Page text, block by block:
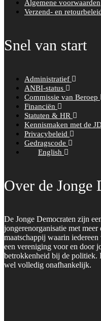
Algemene voorwaarden
Verzend- en
Snel van start
Administratief
ANBI-status
Commissie van Beroep
Financiën
Statuten & HR
Kennismaken met de
Privacybeleid
Gedragscode
English
Over de Jonge
De Jonge Democraten zijn
jongerenorganisatie met
maatschappij waarin
een vereniging voor en door
betrokkenheid bij de politiek.
wel volledig onafhankelijk.